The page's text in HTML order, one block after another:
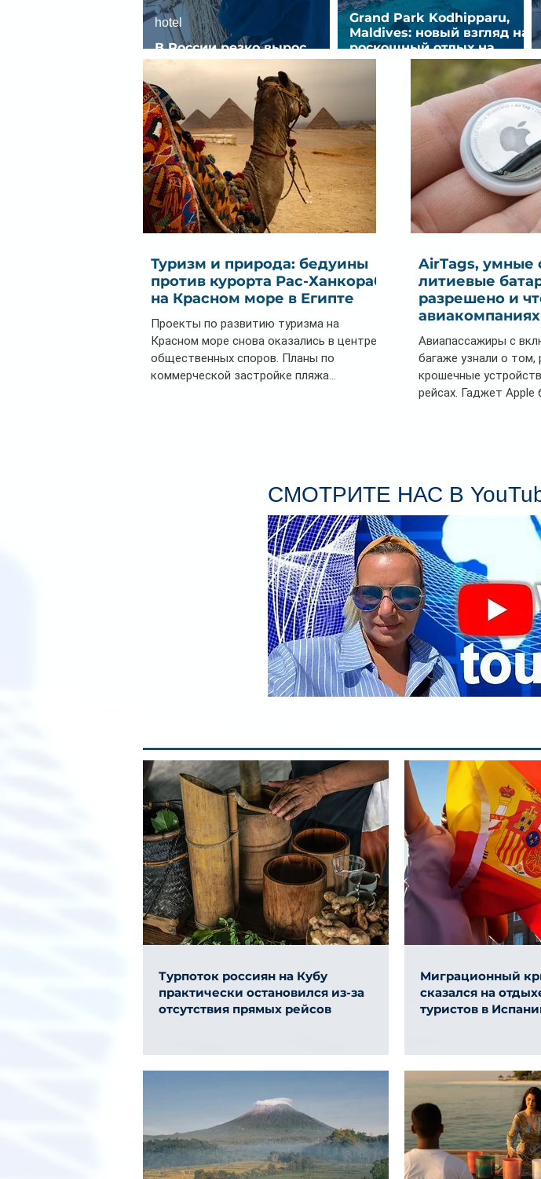
В России резко вырос
спрос на отели без звезд
hotel
Grand Park Kodhipparu,
Maldives: новый взгляд на
роскошный отдых на
Мальдивах
Туризм и природа: бедуины
против курорта Рас-Ханкораб
на Красном море в Египте
Проекты по развитию туризма на
Красном море снова оказались в центре
общественных споров. Планы по
коммерческой застройке пляжа...
AirTags, умные
литиевые
разрешено и
авиакомпаниях
Авиапассажиры с
багаже узнали о том,
крошечные
рейсах. Гаджет
СМОТРИТЕ НАС В
Турпоток россиян на Кубу
практически остановился из-за
отсутствия прямых рейсов
Миграционный
сказался на
туристов в